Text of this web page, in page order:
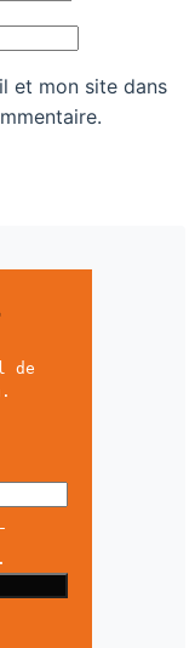
et mon site dans
de